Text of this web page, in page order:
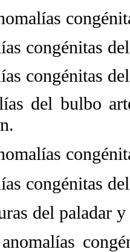
congénitas
congénitas
del bulbo
congénitas
del paladar